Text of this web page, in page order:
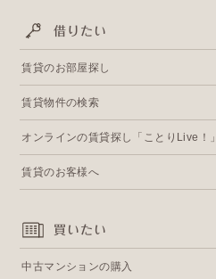
借りたい
賃貸のお部屋探し
賃貸物件の検索
オンラインの賃貸探し「ことりLive！」
賃貸のお客様へ
買いたい
中古マンションの購入